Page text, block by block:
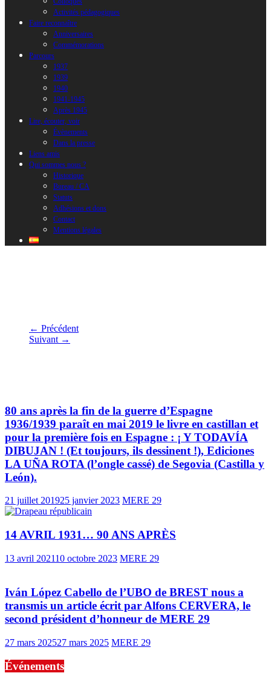
Activités pédagogiques
Faire reconnaître
Anniversaires
Commémorations
Parcours
1937
1939
1940
1941-1945
Après 1945
Lire, écouter, voir
Évènements
Dans la presse
Liens amis
Qui sommes nous ?
Historique
Bureau / CA
Statuts
Adhésions et dons
Contact
Mentions légales
← Précédent
Suivant →
80 ans après la fin de la guerre d’Espagne
1936/1939 paraît en mai 2019 le livre en castillan et
pour la première fois en Espagne : ¡ Y TODAVÍA
DIBUJAN ! (Et toujours, ils dessinent !), Ediciones
LA UÑA ROTA (l’ongle cassé) de Segovia (Castilla y
León).
21 juillet 201925 janvier 2023 MERE 29
14 AVRIL 1931… 90 ANS APRÈS
13 avril 202110 octobre 2023 MERE 29
Iván López Cabello de l’UBO de BREST nous a
transmis un article écrit par Alfons CERVERA, le
second président d’honneur de MERE 29
27 mars 202527 mars 2025 MERE 29
Événements